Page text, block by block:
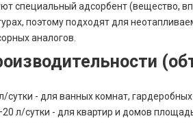
специальный адсорбент (вещество,
поэтому подходят для
аналогов.
сутки - для ванных комнат,
л/сутки - для квартир и домов